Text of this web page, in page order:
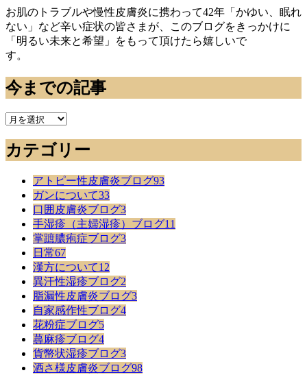
お肌のトラブルや慢性皮膚炎に携わって42年「かゆい、眠れ
ない」など辛い症状の皆さまが、このブログをきっかけに
「明るい未来と希望」をもって頂けたら嬉しいで
す。
今までの記事
今
で
の
カテゴリー
アトピー性皮膚炎ブログ93
ガンについて33
口囲皮膚炎ブログ3
手湿疹（主婦湿疹）ブログ11
掌蹠膿疱症ブログ3
日常67
漢方について12
異汗性湿疹ブログ2
脂漏性皮膚炎ブログ3
自家感作性ブログ4
花粉症ブログ5
蕁麻疹ブログ4
貨幣状湿疹ブログ3
酒さ様皮膚炎ブログ98